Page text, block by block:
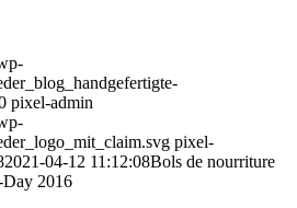
pixel-admin
pixel-
2021-04-12 11:12:08Bols de nourriture
Day 2016